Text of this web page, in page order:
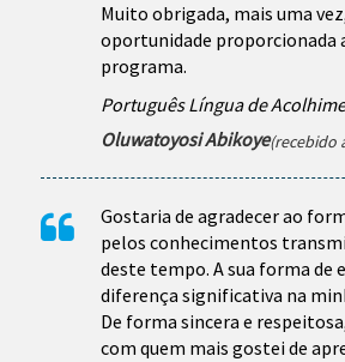
Muito obrigada, mais uma
oportunidade proporcionada
programa.
Português Língua de
Oluwatoyosi Abikoye(recebido
Gostaria de agradecer ao
pelos conhecimentos
deste tempo. A sua forma de
diferença significativa na
De forma sincera e
com quem mais gostei de